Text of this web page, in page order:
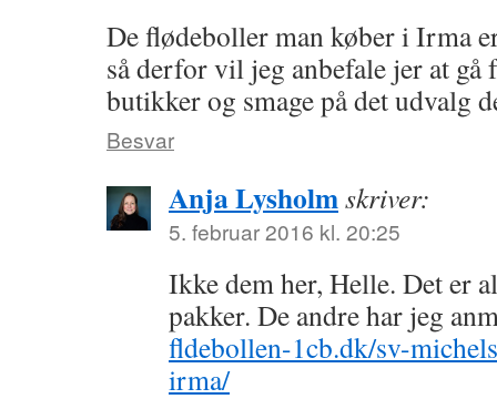
De flødeboller man køber i Irma
så derfor vil jeg anbefale jer at gå
butikker og smage på det udvalg
Besvar
Anja Lysholmskriver:
5. februar 2016 kl. 20:25
Ikke dem her, Helle. Det er
pakker. De andre har jeg
fldebollen-1cb.dk/sv-
irma/